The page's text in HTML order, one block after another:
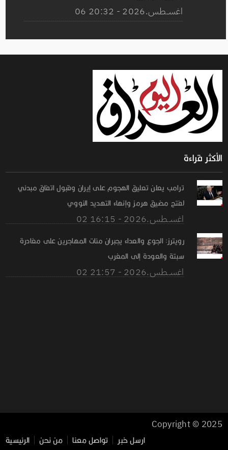
06 اغســطس.2026 - 20:32
الأكثر قراءة
ترامب يعلن تعليق الهجوم على إيران وقبول اتفاق مبدئي
لفتح مضيق هرمز وإنهاء التهديد النووي
02 اغســطس.2026 - 16:15
رويترز: الجوع والعداء يجبران مئات المهاجرين على مغادرة
سبتة والعودة إلى المغرب
02 اغســطس.2026 - 21:57
Copyright © 2025
الرئيسية من نحن تواصل معنا ارسل خبر